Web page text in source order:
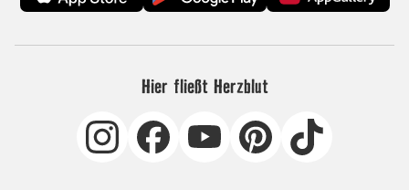
Hier fließt Herzblut